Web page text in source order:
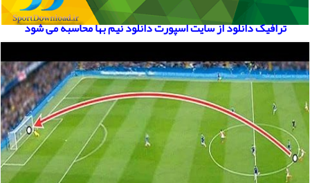
ترافیک دانلود از سایت اسپورت دانلود نیم بها محاسبه می شود